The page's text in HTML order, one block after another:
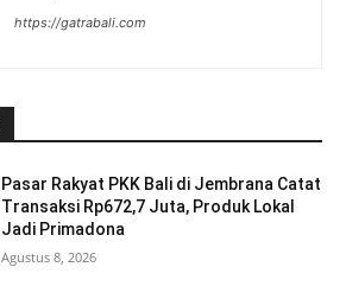
https://gatrabali.com
Pasar Rakyat PKK Bali di Jembrana Catat
Transaksi Rp672,7 Juta, Produk Lokal
Jadi Primadona
Agustus 8, 2026